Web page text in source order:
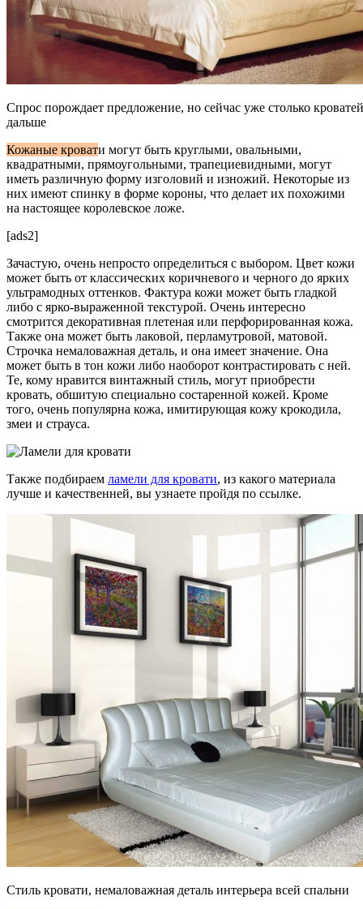
Спрос порождает предложение, но сейчас уже столько
дальше
Кожаные кровати могут быть круглыми, овальными,
квадратными, прямоугольными, трапециевидными, могут
иметь различную форму изголовий и изножий. Некоторые из
них имеют спинку в форме короны, что делает их похожими
на настоящее королевское ложе.
[ads2]
Зачастую, очень непросто определиться с выбором. Цвет кожи
может быть от классических коричневого и черного до ярких
ультрамодных оттенков. Фактура кожи может быть гладкой
либо с ярко-выраженной текстурой. Очень интересно
смотрится декоративная плетеная или перфорированная кожа.
Также она может быть лаковой, перламутровой, матовой.
Строчка немаловажная деталь, и она имеет значение. Она
может быть в тон кожи либо наоборот контрастировать с ней.
Те, кому нравится винтажный стиль, могут приобрести
кровать, обшитую специально состаренной кожей. Кроме
того, очень популярна кожа, имитирующая кожу крокодила,
змеи и страуса.
Также подбираем ламели для кровати, из какого материала
лучше и качественней, вы узнаете пройдя по ссылке.
Стиль кровати, немаловажная деталь интерьера всей спальни